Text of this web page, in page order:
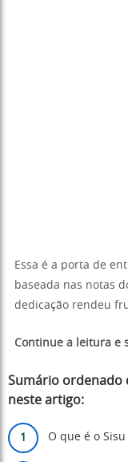
Essa é a porta de
baseada nas notas
dedicação rendeu
Continue a leitura e
Sumário ordenado
neste artigo:
O que é o